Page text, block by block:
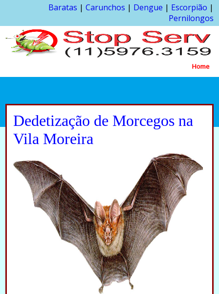
Baratas | Carunchos | Dengue | Escorpião |
Pernilongos
Home
Dedetização de Morcegos na
Vila Moreira